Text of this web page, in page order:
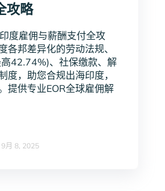
攻略
度雇佣与薪酬支付全攻
各邦差异化的劳动法规、
42.74%)、社保缴款、解
度，助您合规出海印度，
提供专业EOR全球雇佣解
9月 8, 2025